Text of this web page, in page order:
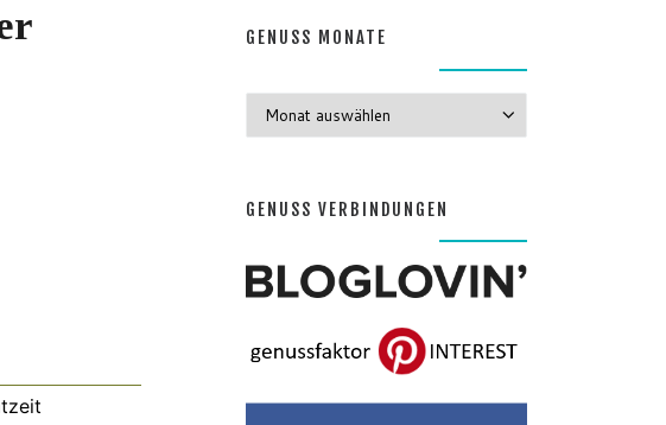
GENUSS MONATE
GENUSS VERBINDUNGEN